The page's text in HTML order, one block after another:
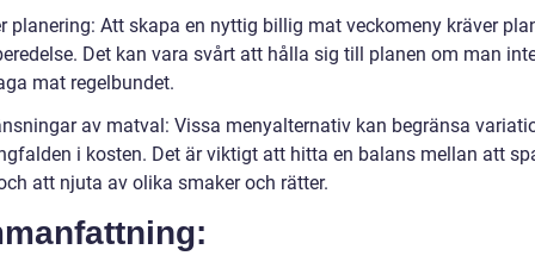
planering: Att skapa en nyttig billig mat veckomeny kräver
Det kan vara svårt att hålla sig till planen om man
mat regelbundet.
av matval: Vissa menyalternativ kan begränsa
i kosten. Det är viktigt att hitta en balans mellan att
att njuta av olika smaker och rätter.